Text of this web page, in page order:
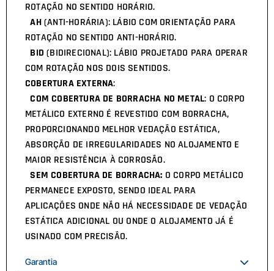
ROTAÇÃO NO SENTIDO HORÁRIO.
AH(ANTI-HORÁRIA): LÁBIO COM ORIENTAÇÃO PARA
ROTAÇÃO NO SENTIDO ANTI-HORÁRIO.
BID (BIDIRECIONAL): LÁBIO PROJETADO PARA OPERAR
COM ROTAÇÃO NOS DOIS SENTIDOS.
COBERTURA EXTERNA:
COM COBERTURA DE BORRACHA NO METAL: O CORPO
METÁLICO EXTERNO É REVESTIDO COM BORRACHA,
PROPORCIONANDO MELHOR VEDAÇÃO ESTÁTICA,
ABSORÇÃO DE IRREGULARIDADES NO ALOJAMENTO E
MAIOR RESISTÊNCIA À CORROSÃO.
SEM COBERTURA DE BORRACHA: O CORPO METÁLICO
PERMANECE EXPOSTO, SENDO IDEAL PARA
APLICAÇÕES ONDE NÃO HÁ NECESSIDADE DE VEDAÇÃO
ESTÁTICA ADICIONAL OU ONDE O ALOJAMENTO JÁ É
USINADO COM PRECISÃO.
Garantia